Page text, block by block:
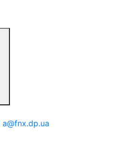
a@fnx.dp.ua